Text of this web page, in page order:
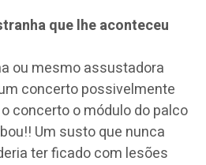
que lhe aconteceu
ou mesmo assustadora
concerto possivelmente
concerto o módulo do palco
Um susto que nunca
ter ficado com lesões